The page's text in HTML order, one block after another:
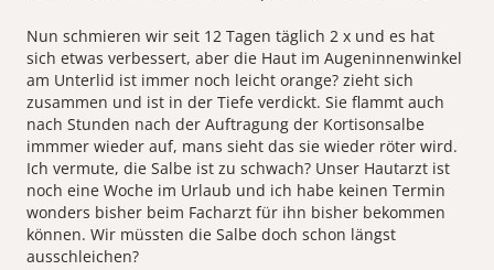
Nun schmieren wir seit 12 Tagen täglich 2 x und es hat
sich etwas verbessert, aber die Haut im Augeninnenwinkel
am Unterlid ist immer noch leicht orange? zieht sich
zusammen und ist in der Tiefe verdickt. Sie flammt auch
nach Stunden nach der Auftragung der Kortisonsalbe
immmer wieder auf, mans sieht das sie wieder röter wird.
Ich vermute, die Salbe ist zu schwach? Unser Hautarzt ist
noch eine Woche im Urlaub und ich habe keinen Termin
wonders bisher beim Facharzt für ihn bisher bekommen
können. Wir müssten die Salbe doch schon längst
ausschleichen?